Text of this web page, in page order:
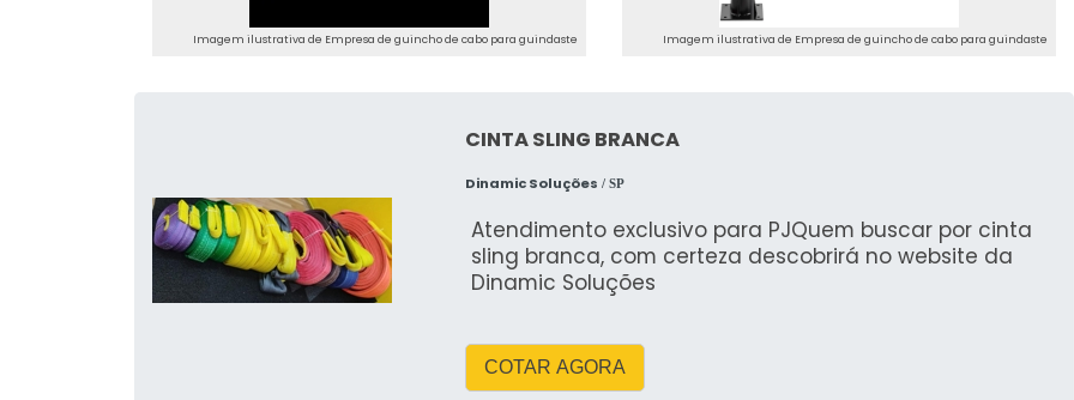
Imagem ilustrativa de Empresa de guincho de cabo para guindaste Imagem ilustrativa de Empresa de guincho de cabo para guindaste
CINTA SLING BRANCA
Dinamic Soluções / SP
Atendimento exclusivo para PJQuem buscar por cinta
sling branca, com certeza descobrirá no website da
Dinamic Soluções
COTAR AGORA